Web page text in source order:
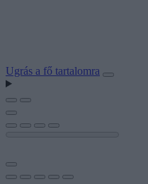
Ugrás a fő tartalomra